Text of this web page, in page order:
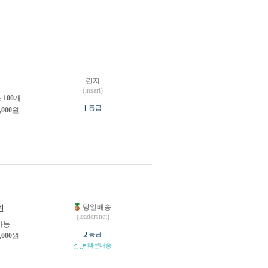
100개
원
린지
(insari)
1 등급
능
원
당일배송
(leadersnet)
2등급
빠른배송